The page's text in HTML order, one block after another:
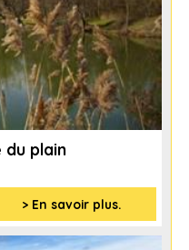
du plain
> En savoir plus.